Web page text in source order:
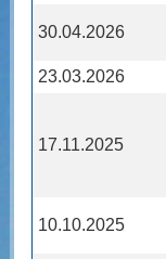
30.04.2026
23.03.2026
17.11.2025
10.10.2025